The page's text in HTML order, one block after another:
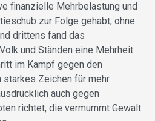
finanzielle Mehrbelastung und
zur Folge gehabt, ohne
drittens fand das
und Ständen eine Mehrheit.
im Kampf gegen den
Zeichen für mehr
auch gegen
richtet, die vermummt Gewalt